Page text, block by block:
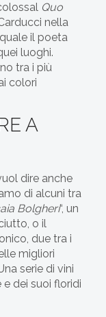
Quo
nella
il poeta
luoghi.
tra i più
colori
A
dire anche
di alcuni tra
Bolgheri“, un
o il
due tra i
migliori
serie di vini
dei suoi floridi